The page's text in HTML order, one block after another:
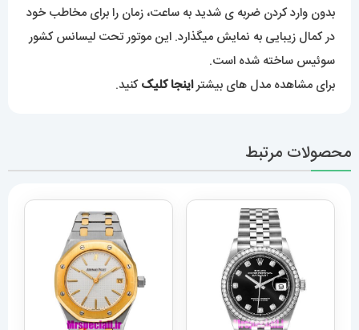
بدون وارد کردن ضربه ی شدید به ساعت، زمان را برای مخاطب خود
در کمال زیبایی به نمایش میگذارد. این موتور تحت لیسانس کشور
سوئیس ساخته شده است.
برای مشاهده مدل های بیشتراینجا کلیککنید.
محصولات مرتبط